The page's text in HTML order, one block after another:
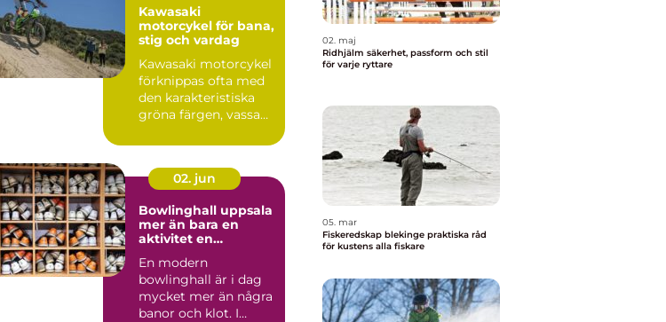
Kawasaki
motorcykel för bana,
stig och vardag
Kawasaki motorcykel
förknippas ofta med
den karakteristiska
gröna färgen, vassa
02. jun
Bowlinghall uppsala
mer än bara en
aktivitet en
En modern
bowlinghall är i dag
mycket mer än några
banor och klot. I
02. maj
Ridhjälm säkerhet, passform och stil
för varje ryttare
05. mar
Fiskeredskap blekinge praktiska råd
för kustens alla fiskare